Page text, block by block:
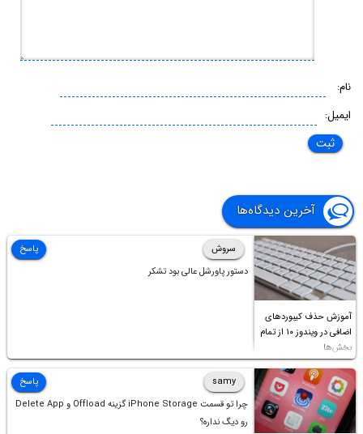
نام:
ایمیل:
آخرین دیدگاه‌ها
آموزش حذف کیبوردهای
اضافی در ویندوز ۱۰ از تمام
بخش‌ها
سروش
دستور پاورشل عالی بود تشکر
پاسخ
samy
چرا تو قسمت iPhone Storage گزینه Offload و Delete App
رو دیگ نداره؟
پاسخ